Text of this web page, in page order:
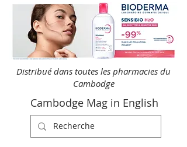
Distribué dans toutes les pharmacies du
Cambodge
Cambodge Mag in English